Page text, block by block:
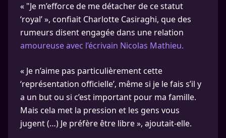
« "Je m’efforce de me détacher de ce statut
‘royal’ », confiait Charlotte Casiraghi, que des
rumeurs disent engagée dans une relation
amoureuse avec l’écrivain Nicolas Mathieu.
« Je n’aime pas particulièrement cette
‘représentation officielle’, même si je le fais s’il y
a un but ou si c’est important pour ma famille.
Mais cela met la pression et les gens vous
jugent (…) Je préfère être libre », ajoutait-elle.